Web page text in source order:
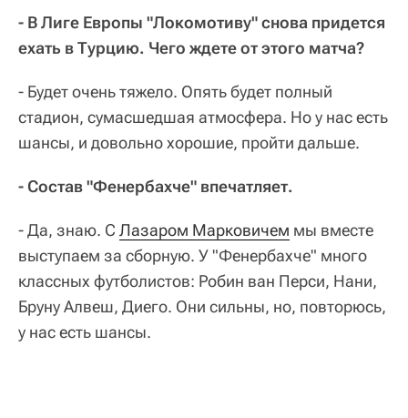
- В Лиге Европы "Локомотиву" снова придется
ехать в Турцию. Чего ждете от этого матча?
- Будет очень тяжело. Опять будет полный
стадион, сумасшедшая атмосфера. Но у нас есть
шансы, и довольно хорошие, пройти дальше.
- Состав "Фенербахче" впечатляет.
- Да, знаю. С Лазаром Марковичем мы вместе
выступаем за сборную. У "Фенербахче" много
классных футболистов: Робин ван Перси, Нани,
Бруну Алвеш, Диего. Они сильны, но, повторюсь,
у нас есть шансы.